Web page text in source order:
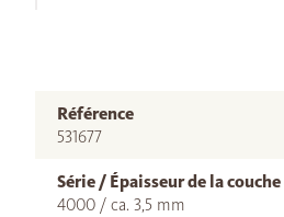
Référence
531677
Série / Épaisseur de la
4000 / ca. 3,5 mm